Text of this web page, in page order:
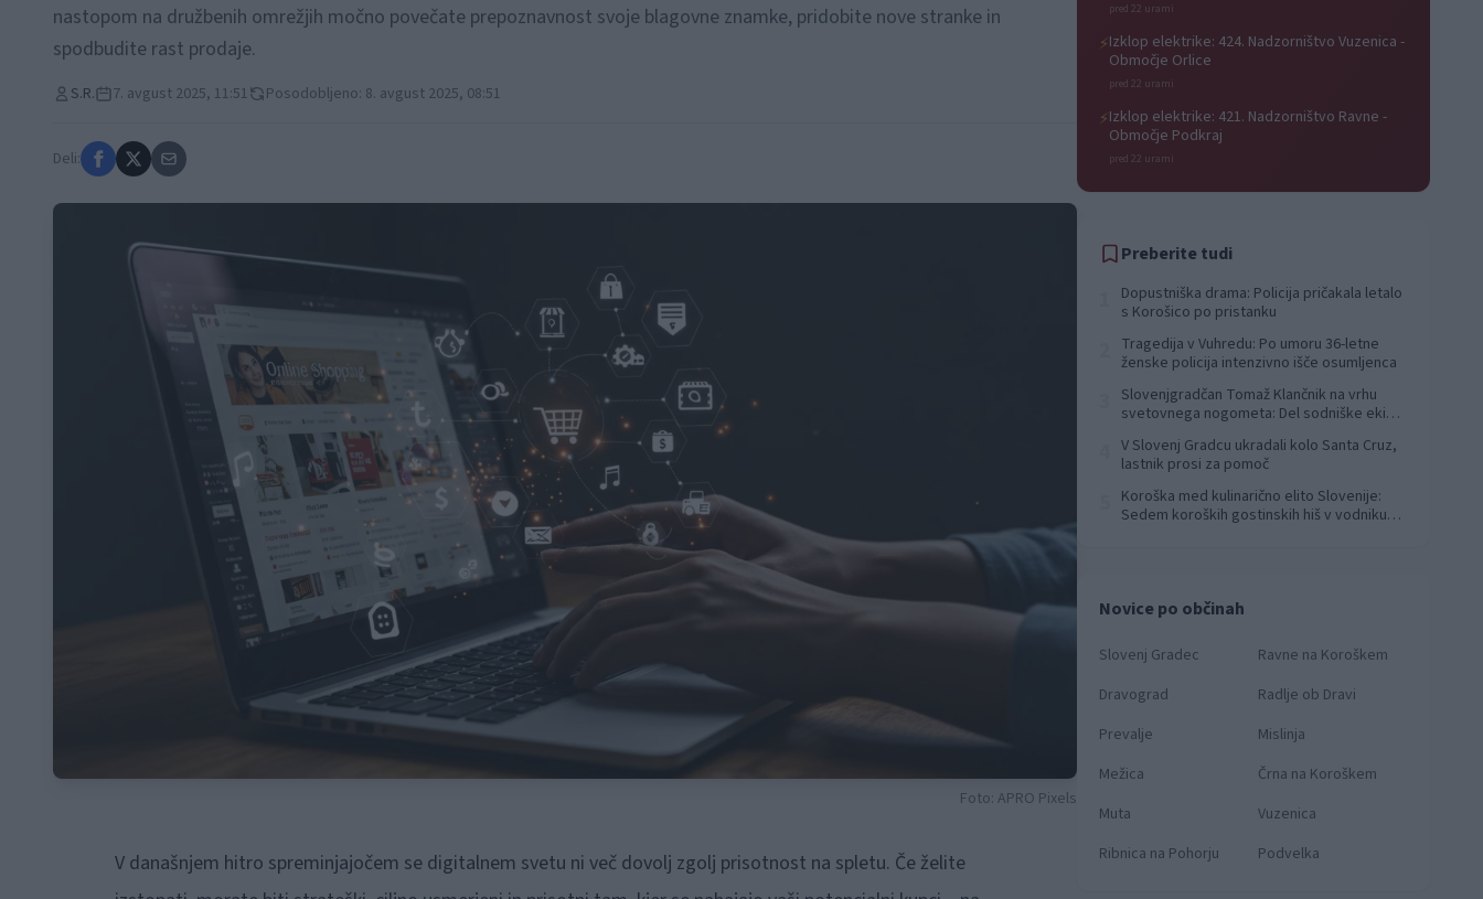
nastopom na družbenih omrežjih močno povečate prepoznavnost svoje blagovne znamke, pridobite nove stranke in
spodbudite rast prodaje.
S.R. 7. avgust 2025, 11:51 Posodobljeno: 8. avgust 2025, 08:51
Deli:
Foto: APRO Pixels
V današnjem hitro spreminjajočem se digitalnem svetu ni več dovolj zgolj prisotnost na spletu. Če želite
pred 22 urami
⚡Izklop elektrike: 424. Nadzorništvo Vuzenica -
Območje Orlice
pred 22 urami
⚡Izklop elektrike: 421. Nadzorništvo Ravne -
Območje Podkraj
pred 22 urami
Preberite tudi
Dopustniška drama: Policija pričakala letalo
s Korošico po pristanku
Tragedija v Vuhredu: Po umoru 36-letne
ženske policija intenzivno išče osumljenca
Slovenjgradčan Tomaž Klančnik na vrhu
svetovnega nogometa: Del sodniške ekipe
V Slovenj Gradcu ukradali kolo Santa Cruz,
lastnik prosi za pomoč
Koroška med kulinarično elito Slovenije:
Sedem koroških gostinskih hiš v vodniku
Novice po občinah
Slovenj Gradec
Ravne na Koroškem
Dravograd
Radlje ob Dravi
Prevalje
Mislinja
Mežica
Črna na Koroškem
Muta
Vuzenica
Ribnica na Pohorju
Podvelka